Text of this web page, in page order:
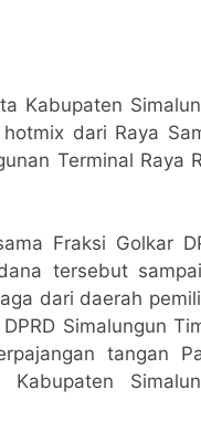
Kabupaten
dari Raya
Terminal Raya
Fraksi Golkar
tersebut
dari daerah
Simalungun
tangan